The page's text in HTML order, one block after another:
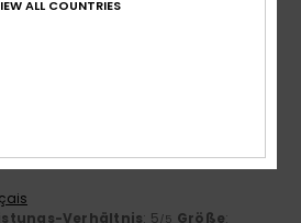
Verifizierter Kauf
Verhältnis: 5/5 Größe:
ALL COUNTRIES